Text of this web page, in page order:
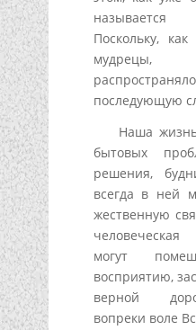
называется
Поскольку,
мудрецы,
последующую
Наша
бытовых
решения,
всегда в ней
жественную
могут
восприятию,
верной
вопреки воле